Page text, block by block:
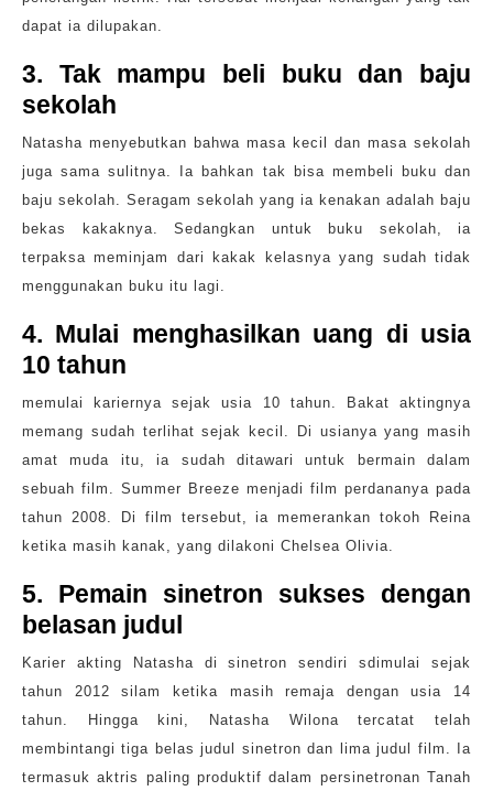
dapat ia dilupakan.
3. Tak mampu beli buku dan baju
sekolah
Natasha menyebutkan bahwa masa kecil dan masa sekolah
juga sama sulitnya. Ia bahkan tak bisa membeli buku dan
baju sekolah. Seragam sekolah yang ia kenakan adalah baju
bekas kakaknya. Sedangkan untuk buku sekolah, ia
terpaksa meminjam dari kakak kelasnya yang sudah tidak
menggunakan buku itu lagi.
4. Mulai menghasilkan uang di usia
10 tahun
memulai kariernya sejak usia 10 tahun. Bakat aktingnya
memang sudah terlihat sejak kecil. Di usianya yang masih
amat muda itu, ia sudah ditawari untuk bermain dalam
sebuah film. Summer Breeze menjadi film perdananya pada
tahun 2008. Di film tersebut, ia memerankan tokoh Reina
ketika masih kanak, yang dilakoni Chelsea Olivia.
5. Pemain sinetron sukses dengan
belasan judul
Karier akting Natasha di sinetron sendiri sdimulai sejak
tahun 2012 silam ketika masih remaja dengan usia 14
tahun. Hingga kini, Natasha Wilona tercatat telah
membintangi tiga belas judul sinetron dan lima judul film. Ia
termasuk aktris paling produktif dalam persinetronan Tanah